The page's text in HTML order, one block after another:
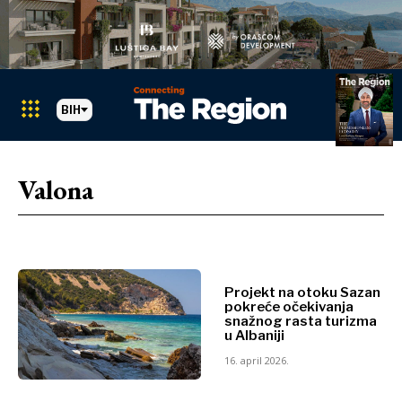
Albania
BiH
Hrvatska
Kosovo*
Crna Gora
Albania
BiH
Crna Gora
Sjeverna
Makedonija
Srbija
Slovenija
BIH
Valona
Projekt na otoku Sazan
pokreće očekivanja
snažnog rasta turizma
u Albaniji
16. april 2026.